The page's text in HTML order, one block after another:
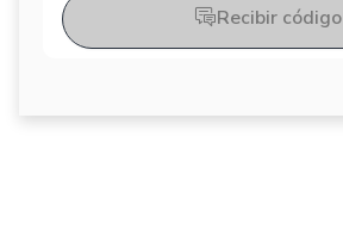
Recibir código